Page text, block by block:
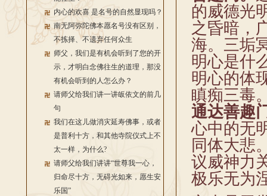
内心的欢喜 是名号的自然显现吗？
南无阿弥陀佛本愿名号没有区别，
不拣择、不遗弃任何众生
师父，我们是有机会听到了您的开
示，才明白念佛往生的道理，那没
有机会听到的人怎么办？
请师父给我们讲一讲皈依文的前几
句
我们在这儿做消灾延寿佛事，或者
是普利十方，和其他寺院仪式上不
太一样，为什么?
请师父给我们讲讲“世尊我一心，
归命尽十方，无碍光如来，愿生安
乐国”
的威德光
之昏暗，
海。三垢
明心是什
明心的体
瞋痴三毒
通达善趣
心中的无
同体大悲
议威神力
极乐无为